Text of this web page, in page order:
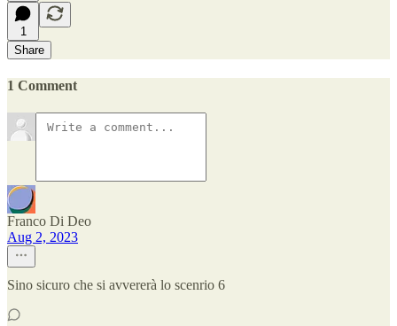
1
Share
1 Comment
Franco Di Deo
Aug 2, 2023
Sino sicuro che si avvererà lo scenrio 6